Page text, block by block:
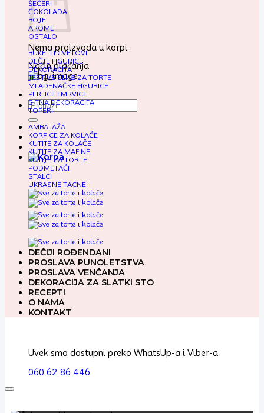
Nema proizvoda u korpi.
Način plaćanja
Pretraga
za:
ŠEĆERI
ČOKOLADA
BOJE
AROME
OSTALO
BUKETI I CVETOVI
DEČJE FIGURICE
DEKORACIJA
JESTIVE SLIKE ZA TORTE
MLADENAČKE FIGURICE
PERLICE I MRVICE
SITNA DEKORACIJA
TOPERI
AMBALAŽA
KORPICE ZA KOLAČE
KUTIJE ZA KOLAČE
KUTIJE ZA MAFINE
KUTIJE ZA TORTE
PODMETAČI
STALCI
UKRASNE TACNE
DEČIJI ROĐENDANI
PROSLAVA PUNOLETSTVA
PROSLAVA VENČANJA
DEKORACIJA ZA SLATKI STO
RECEPTI
O NAMA
KONTAKT
Uvek smo dostupni preko WhatsUp-a i Viber-a
060 62 86 446